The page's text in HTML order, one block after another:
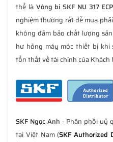
thể là Vòng bi SKF NU 317
nghiệm thường rất dễ mua
không đảm bảo chất lượng
hư hỏng máy móc thiết bị khi
tổn thất về tài chính của Khách
SKF Ngọc Anh - Phân phối uỷ
tại Việt Nam (SKF Authorized